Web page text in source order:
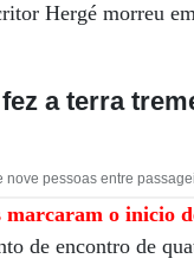
Hergé morreu
a terra
nove pessoas entre
marcaram o inicio
de encontro de